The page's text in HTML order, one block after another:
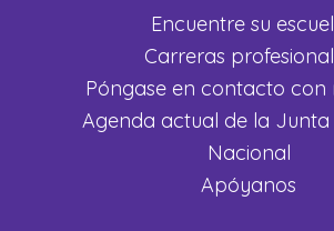
Encuentre su
Carreras
Póngase en contacto con
Agenda actual de la Junta
Nacional
Apóyanos